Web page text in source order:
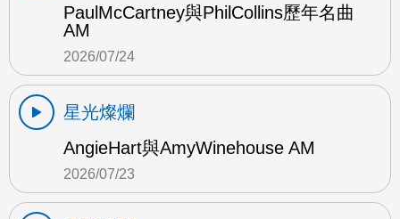
PaulMcCartney與PhilCollins歷年名曲
AM
2026/07/24
星光燦爛
AngieHart與AmyWinehouse AM
2026/07/23